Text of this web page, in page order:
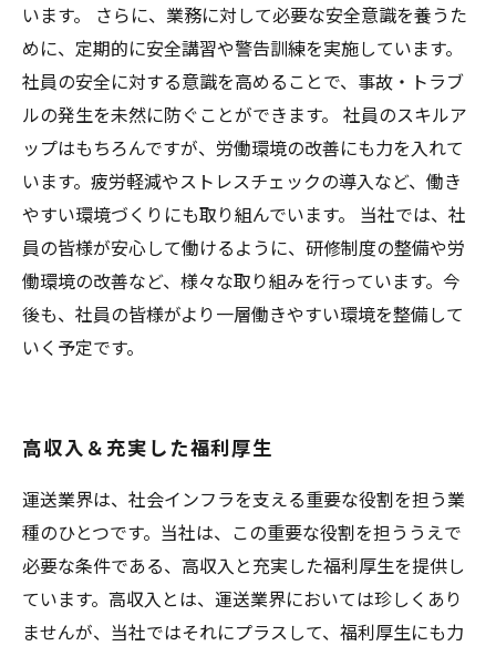
います。 さらに、業務に対して必要な安全意識を養うた
めに、定期的に安全講習や警告訓練を実施しています。
社員の安全に対する意識を高めることで、事故・トラブ
ルの発生を未然に防ぐことができます。 社員のスキルア
ップはもちろんですが、労働環境の改善にも力を入れて
います。疲労軽減やストレスチェックの導入など、働き
やすい環境づくりにも取り組んでいます。 当社では、社
員の皆様が安心して働けるように、研修制度の整備や労
働環境の改善など、様々な取り組みを行っています。今
後も、社員の皆様がより一層働きやすい環境を整備して
いく予定です。
高収入＆充実した福利厚生
運送業界は、社会インフラを支える重要な役割を担う業
種のひとつです。当社は、この重要な役割を担ううえで
必要な条件である、高収入と充実した福利厚生を提供し
ています。高収入とは、運送業界においては珍しくあり
ませんが、当社ではそれにプラスして、福利厚生にも力